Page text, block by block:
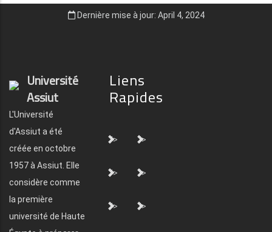
Dernière mise à jour: April 4, 2024
Université
Assiut
L'Université
d'Assiut a été
créée en octobre
1957 à Assiut. Elle
considère comme
la première
université de Haute
Liens
Rapides
"> ">
"> ">
"> ">